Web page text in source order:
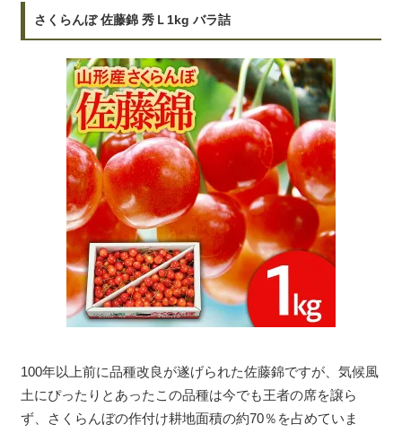
さくらんぼ 佐藤錦 秀Ｌ1kg バラ詰
100年以上前に品種改良が遂げられた佐藤錦ですが、気候風
土にぴったりとあったこの品種は今でも王者の席を譲ら
ず、さくらんぼの作付け耕地面積の約70％を占めていま